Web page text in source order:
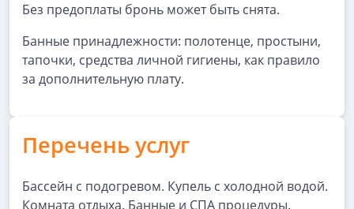
Без предоплаты бронь может быть снята.
Банные принадлежности: полотенце, простыни,
тапочки, средства личной гигиены, как правило
за дополнительную плату.
Перечень услуг
Бассейн с подогревом. Купель с холодной водой.
Комната отдыха. Банные и СПА процедуры.